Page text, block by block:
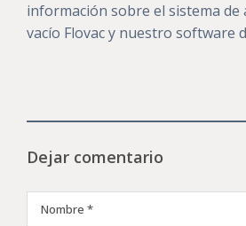
información sobre el sistema
vacío Flovac y nuestro software
Dejar comentario